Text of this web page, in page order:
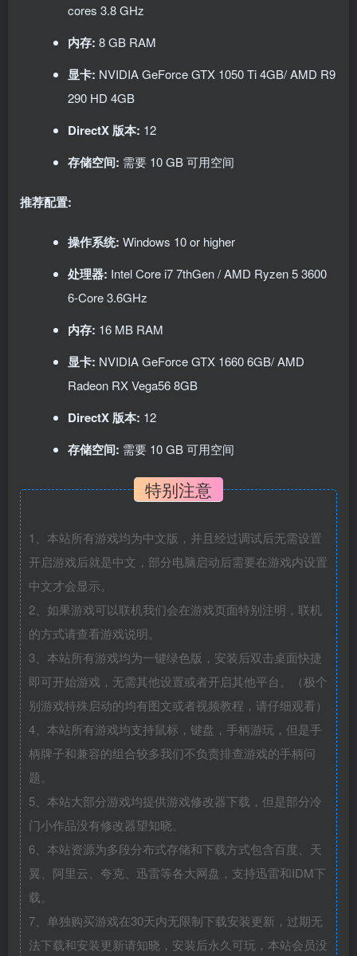
cores 3.8 GHz
内存: 8 GB RAM
显卡: NVIDIA GeForce GTX 1050 Ti 4GB/ AMD R9
290 HD 4GB
DirectX 版本: 12
存储空间: 需要 10 GB 可用空间
推荐配置:
操作系统: Windows 10 or higher
处理器: Intel Core i7 7thGen / AMD Ryzen 5 3600
6-Core 3.6GHz
内存: 16 MB RAM
显卡: NVIDIA GeForce GTX 1660 6GB/ AMD
Radeon RX Vega56 8GB
DirectX 版本: 12
存储空间: 需要 10 GB 可用空间
特别注意
1、本站所有游戏均为中文版，并且经过调试后无需设置
开启游戏后就是中文，部分电脑启动后需要在游戏内设置
中文才会显示。
2、如果游戏可以联机我们会在游戏页面特别注明，联机
的方式请查看游戏说明。
3、本站所有游戏均为一键绿色版，安装后双击桌面快捷
即可开始游戏，无需其他设置或者开启其他平台。（极个
别游戏特殊启动的均有图文或者视频教程，请仔细观看）
4、本站所有游戏均支持鼠标，键盘，手柄游玩，但是手
柄牌子和兼容的组合较多我们不负责排查游戏的手柄问
题。
5、本站大部分游戏均提供游戏修改器下载，但是部分冷
门小作品没有修改器望知晓。
6、本站资源为多段分布式存储和下载方式包含百度、天
翼、阿里云、夸克、迅雷等各大网盘，支持迅雷和IDM下
载。
7、单独购买游戏在30天内无限制下载安装更新，过期无
法下载和安装更新请知晓，安装后永久可玩，本站会员没